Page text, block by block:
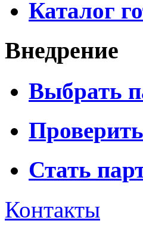
Каталог
Внедрение
Выбрать
Стать
Контакты